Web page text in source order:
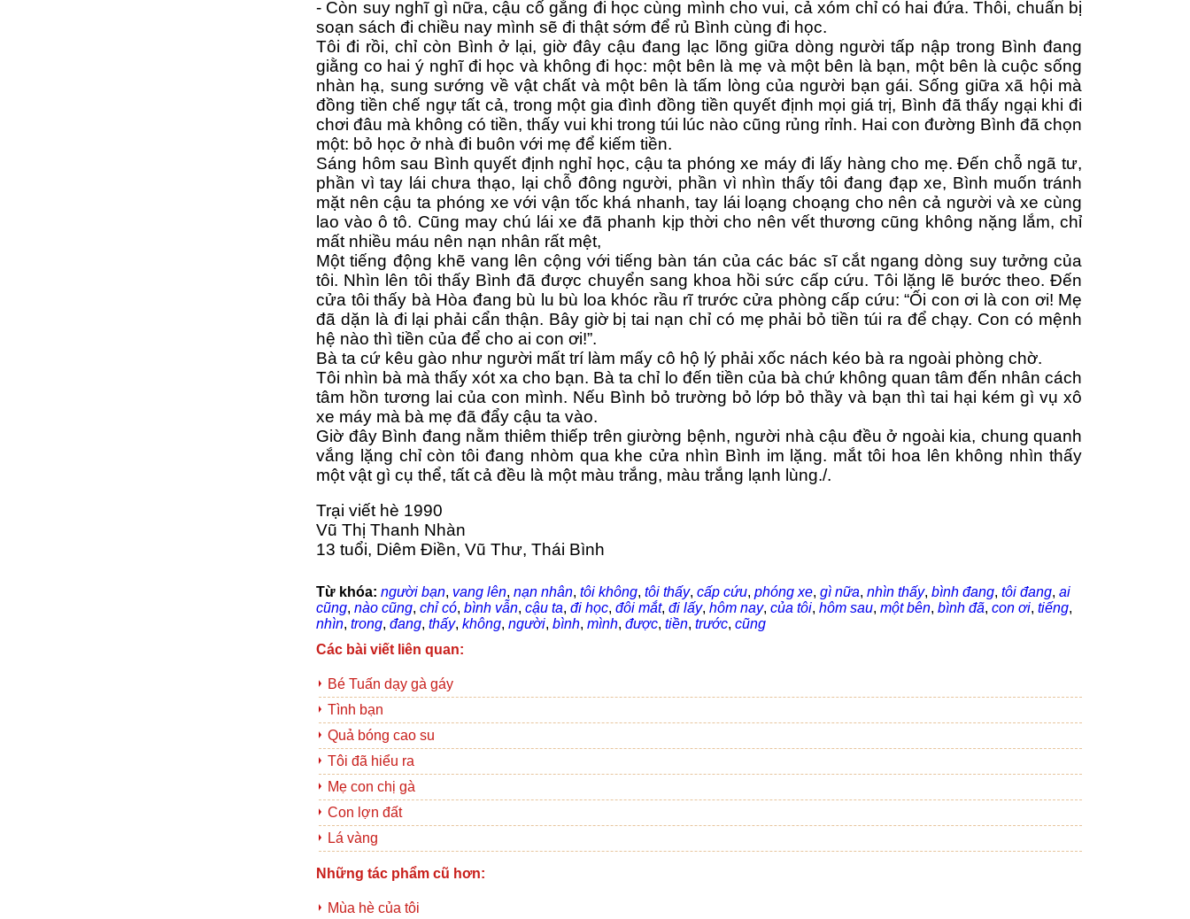
- Còn suy nghĩ gì nữa, cậu cố gắng đi học cùng mình cho vui, cả xóm chỉ có hai đứa. Thôi, chuẩn bị
soạn sách đi chiều nay mình sẽ đi thật sớm để rủ Bình cùng đi học.
Tôi đi rồi, chỉ còn Bình ở lại, giờ đây cậu đang lạc lõng giữa dòng người tấp nập trong Bình đang
giằng co hai ý nghĩ đi học và không đi học: một bên là mẹ và một bên là bạn, một bên là cuộc sống
nhàn hạ, sung sướng về vật chất và một bên là tấm lòng của người bạn gái. Sống giữa xã hội mà
đồng tiền chế ngự tất cả, trong một gia đình đồng tiền quyết định mọi giá trị, Bình đã thấy ngại khi đi
chơi đâu mà không có tiền, thấy vui khi trong túi lúc nào cũng rủng rỉnh. Hai con đường Bình đã chọn
một: bỏ học ở nhà đi buôn với mẹ để kiếm tiền.
Sáng hôm sau Bình quyết định nghỉ học, cậu ta phóng xe máy đi lấy hàng cho mẹ. Đến chỗ ngã tư,
phần vì tay lái chưa thạo, lại chỗ đông người, phần vì nhìn thấy tôi đang đạp xe, Bình muốn tránh
mặt nên cậu ta phóng xe với vận tốc khá nhanh, tay lái loạng choạng cho nên cả người và xe cùng
lao vào ô tô. Cũng may chú lái xe đã phanh kịp thời cho nên vết thương cũng không nặng lắm, chỉ
mất nhiều máu nên nạn nhân rất mệt,
Một tiếng động khẽ vang lên cộng với tiếng bàn tán của các bác sĩ cắt ngang dòng suy tưởng của
tôi. Nhìn lên tôi thấy Bình đã được chuyển sang khoa hồi sức cấp cứu. Tôi lặng lẽ bước theo. Đến
cửa tôi thấy bà Hòa đang bù lu bù loa khóc rầu rĩ trước cửa phòng cấp cứu: “Ối con ơi là con ơi! Mẹ
đã dặn là đi lại phải cẩn thận. Bây giờ bị tai nạn chỉ có mẹ phải bỏ tiền túi ra để chạy. Con có mệnh
hệ nào thì tiền của để cho ai con ơi!”.
Bà ta cứ kêu gào như người mất trí làm mấy cô hộ lý phải xốc nách kéo bà ra ngoài phòng chờ.
Tôi nhìn bà mà thấy xót xa cho bạn. Bà ta chỉ lo đến tiền của bà chứ không quan tâm đến nhân cách
tâm hồn tương lai của con mình. Nếu Bình bỏ trường bỏ lớp bỏ thầy và bạn thì tai hại kém gì vụ xô
xe máy mà bà mẹ đã đẩy cậu ta vào.
Giờ đây Bình đang nằm thiêm thiếp trên giường bệnh, người nhà cậu đều ở ngoài kia, chung quanh
vắng lặng chỉ còn tôi đang nhòm qua khe cửa nhìn Bình im lặng. mắt tôi hoa lên không nhìn thấy
một vật gì cụ thể, tất cả đều là một màu trắng, màu trắng lạnh lùng./.
Trại viết hè 1990
Vũ Thị Thanh Nhàn
13 tuổi, Diêm Điền, Vũ Thư, Thái Bình
Từ khóa: người bạn, vang lên, nạn nhân, tôi không, tôi thấy, cấp cứu, phóng xe, gì nữa, nhìn thấy, bình đang, tôi đang, ai
cũng, nào cũng, chỉ có, bình vẫn, cậu ta, đi học, đôi mắt, đi lấy, hôm nay, của tôi, hôm sau, một bên, bình đã, con ơi, tiếng,
nhìn, trong, đang, thấy, không, người, bình, mình, được, tiền, trước, cũng
Các bài viết liên quan:
Bé Tuấn dạy gà gáy
Tình bạn
Quả bóng cao su
Tôi đã hiểu ra
Mẹ con chị gà
Con lợn đất
Lá vàng
Những tác phẩm cũ hơn:
Mùa hè của tôi